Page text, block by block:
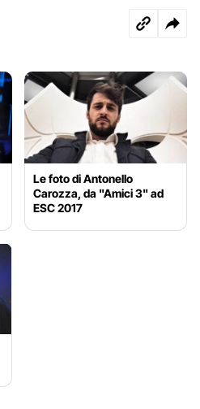
Le foto di Antonello
Carozza, da "Amici 3" ad
ESC 2017